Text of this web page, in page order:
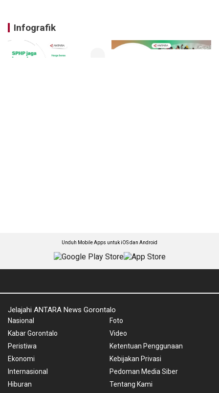
Infografik
Unduh Mobile Apps untuk iOS dan Android
Jelajahi ANTARA News Gorontalo
Nasional
Kabar Gorontalo
Peristiwa
Ekonomi
Internasional
Hiburan
Foto
Video
Ketentuan Penggunaan
Kebijakan Privasi
Pedoman Media Siber
Tentang Kami